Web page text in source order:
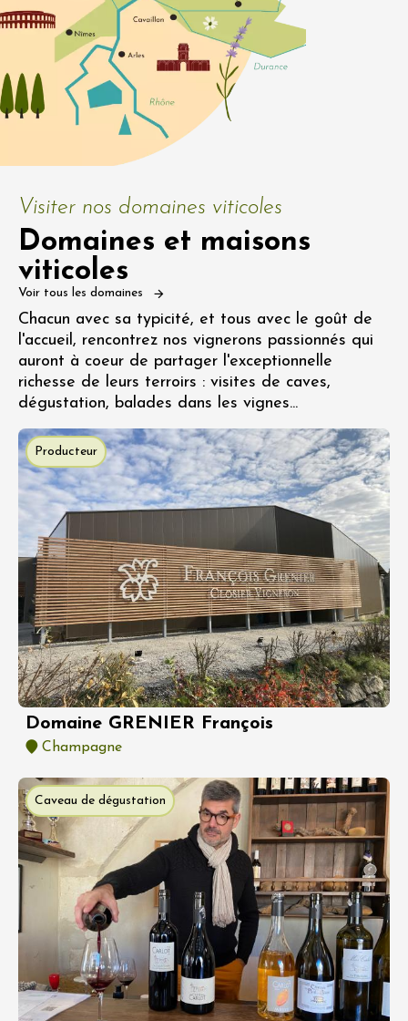
Visiter nos domaines viticoles
Domaines et maisons
viticoles
Voir tous les domaines
Chacun avec sa typicité, et tous avec le goût de
l'accueil, rencontrez nos vignerons passionnés qui
auront à coeur de partager l'exceptionnelle
richesse de leurs terroirs : visites de caves,
dégustation, balades dans les vignes...
Producteur
Domaine GRENIER François
Champagne
Caveau de dégustation